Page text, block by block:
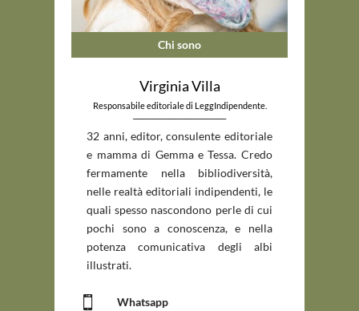
Chi sono
Virginia Villa
Responsabile editoriale di LeggIndipendente.
_____________________________
32 anni, editor, consulente editoriale
e mamma di Gemma e Tessa. Credo
fermamente nella bibliodiversità,
nelle realtà editoriali indipendenti, le
quali spesso nascondono perle di cui
pochi sono a conoscenza, e nella
potenza comunicativa degli albi
illustrati.
 Whatsapp